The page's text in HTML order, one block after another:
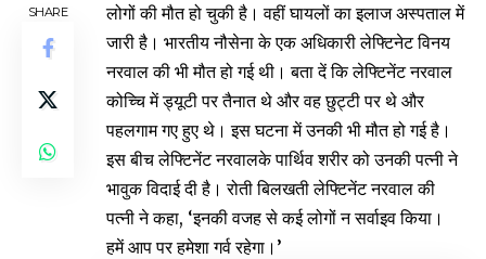
SHARE
लोगों की मौत हो चुकी है। वहीं घायलों का इलाज अस्पताल में
जारी है। भारतीय नौसेना के एक अधिकारी लेफ्टिनेट विनय
नरवाल की भी मौत हो गई थी। बता दें कि लेफ्टिनेंट नरवाल
कोच्चि में ड्यूटी पर तैनात थे और वह छुट्टी पर थे और
पहलगाम गए हुए थे। इस घटना में उनकी भी मौत हो गई है।
इस बीच लेफ्टिनेंट नरवालके पार्थिव शरीर को उनकी पत्नी ने
भावुक विदाई दी है। रोती बिलखती लेफ्टिनेंट नरवाल की
पत्नी ने कहा, ‘इनकी वजह से कई लोगों न सर्वाइव किया।
हमें आप पर हमेशा गर्व रहेगा।’